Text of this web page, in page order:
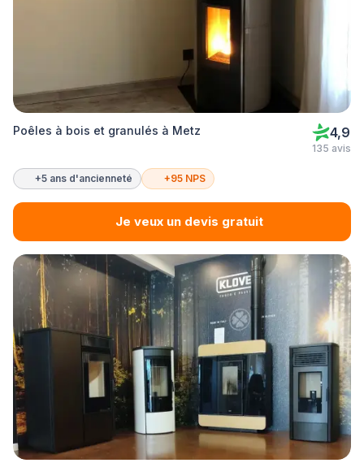
Poêles à bois et granulés à Metz 4,9
135 avis
+5 ans d'ancienneté +95 NPS
Je veux un devis gratuit